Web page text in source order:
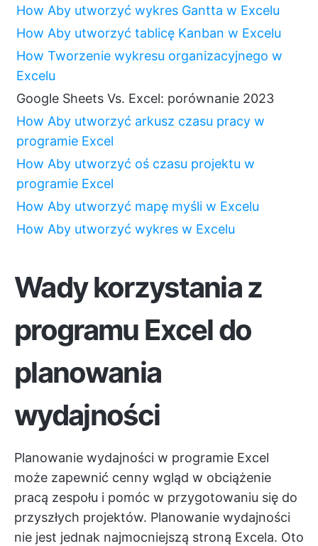
How Aby utworzyć wykres Gantta w Excelu
How Aby utworzyć tablicę Kanban w Excelu
How Tworzenie wykresu organizacyjnego w
Excelu
Google Sheets Vs. Excel: porównanie 2023
How Aby utworzyć arkusz czasu pracy w
programie Excel
How Aby utworzyć oś czasu projektu w
programie Excel
How Aby utworzyć mapę myśli w Excelu
How Aby utworzyć wykres w Excelu
Wady korzystania z
programu Excel do
planowania
wydajności
Planowanie wydajności w programie Excel
może zapewnić cenny wgląd w obciążenie
pracą zespołu i pomóc w przygotowaniu się do
przyszłych projektów. Planowanie wydajności
nie jest jednak najmocniejszą stroną Excela. Oto